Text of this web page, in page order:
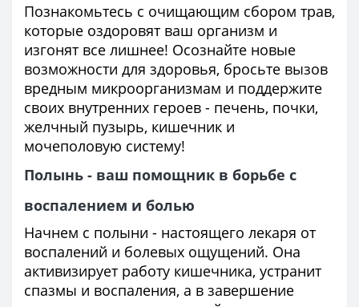
Познакомьтесь с очищающим сбором трав,
которые оздоровят ваш организм и
изгонят все лишнее! Осознайте новые
возможности для здоровья, бросьте вызов
вредным микроорганизмам и поддержите
своих внутренних героев - печень, почки,
желчный пузырь, кишечник и
мочеполовую систему!
Полынь - ваш помощник в борьбе с
воспалением и болью
Начнем с полыни - настоящего лекаря от
воспалений и болевых ощущений. Она
активизирует работу кишечника, устранит
спазмы и воспаления, а в завершение